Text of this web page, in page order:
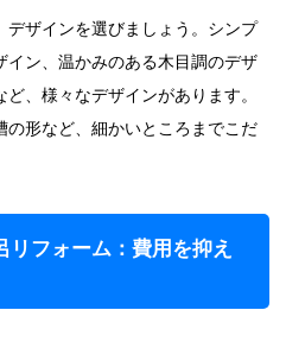
デザインを選びましょう。シンプ
イン、温かみのある木目調のデザ
、様々なデザインがあります。
の形など、細かいところまでこだ
リフォーム：費用を抑え